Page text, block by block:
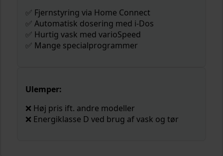
✅ Fjernstyring via Home Connect
✅ Automatisk dosering med i-Dos
✅ Hurtig vask med varioSpeed
✅ Mange specialprogrammer
Ulemper:
❌ Høj pris ift. andre modeller
❌ Energiklasse D ved brug af vask og tør